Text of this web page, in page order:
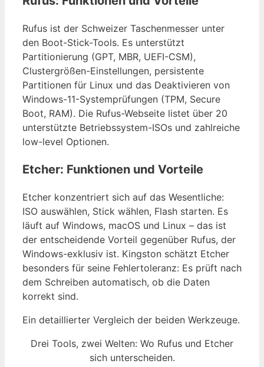
Rufus ist der Schweizer Taschenmesser unter
den Boot-Stick-Tools. Es unterstützt
Partitionierung (GPT, MBR, UEFI-CSM),
Clustergrößen-Einstellungen, persistente
Partitionen für Linux und das Deaktivieren von
Windows-11-Systemprüfungen (TPM, Secure
Boot, RAM). Die Rufus-Webseite listet über 20
unterstützte Betriebssystem-ISOs und zahlreiche
low-level Optionen.
Etcher: Funktionen und Vorteile
Etcher konzentriert sich auf das Wesentliche:
ISO auswählen, Stick wählen, Flash starten. Es
läuft auf Windows, macOS und Linux – das ist
der entscheidende Vorteil gegenüber Rufus, der
Windows-exklusiv ist. Kingston schätzt Etcher
besonders für seine Fehlertoleranz: Es prüft nach
dem Schreiben automatisch, ob die Daten
korrekt sind.
Ein detaillierter Vergleich der beiden Werkzeuge.
Drei Tools, zwei Welten: Wo Rufus und Etcher
sich unterscheiden.